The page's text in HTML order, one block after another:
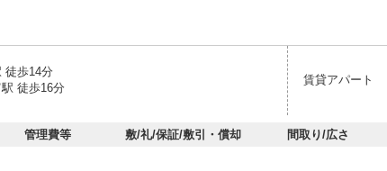
徒歩14分
徒歩16分
賃貸アパート
管理費等 敷/礼/保証/敷引・償却 間取り/広さ